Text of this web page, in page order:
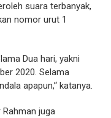
suara terbanyak,
nomor urut 1
Dua hari, yakni
2020. Selama
apapun,’‘ katanya.
Rahman juga